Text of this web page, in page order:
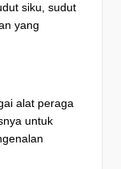
siku, sudut
yang
alat peraga
untuk